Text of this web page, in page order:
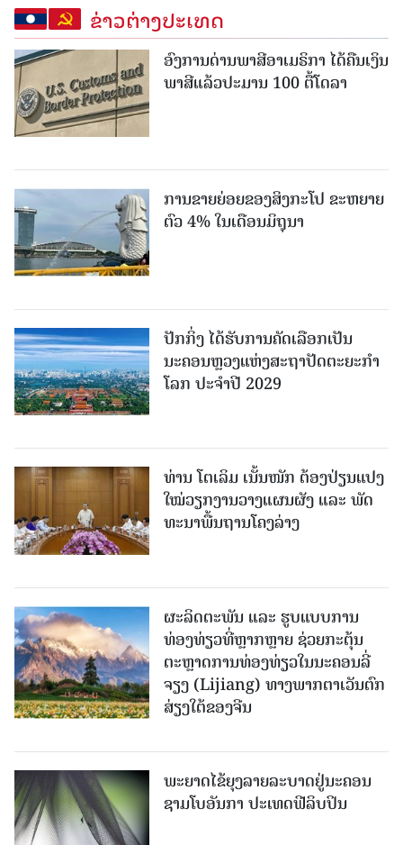
ຂ່າວຕ່າງປະເທດ
ອົງການດ່ານພາສີອາເມຣິກາ ໄດ້ຄືນເງິນ
ພາສີແລ້ວປະມານ 100 ຕື້ໂດລາ
ການຂາຍຍ່ອຍຂອງສິງກະໂປ ຂະຫຍາຍ
ຕົວ 4% ໃນເດືອນມິຖຸນາ
ປັກກິ່ງ ໄດ້ຮັບການຄັດເລືອກເປັນ
ນະຄອນຫຼວງແຫ່ງສະຖາປັດຕະຍະກຳ
ໂລກ ປະຈຳປີ 2029
ທ່ານ ໂຕ​ເລິມ ເນັ້ນໜັກ ຕ້ອງ​ປ່ຽນ​ແປງ​
ໃໝ່​ວຽກ​ງານ​ວາງ​ແຜນ​ຜັງ ແລະ ​ພັດ​
ທະ​ນາ​ພື້ນ​ຖານ​ໂຄງ​ລ່າງ
ຜະລິດຕະພັນ ແລະ ຮູບແບບການ
ທ່ອງທ່ຽວທີ່ຫຼາກຫຼາຍ ຊ່ວຍກະຕຸ້ນ
ຕະຫຼາດການທ່ອງທ່ຽວໃນນະຄອນລີ່
ຈຽງ (Lijiang) ທາງພາກຕາເວັນຕົກ
ສ່ຽງໃຕ້ຂອງຈີນ
ພະຍາດໄຂ້ຍຸງລາຍລະບາດຢູ່ນະຄອນ
ຊາມໂບ​ອັນກາ ປະເທດຟີລິບປິນ